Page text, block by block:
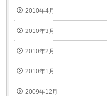
2010年4月
2010年3月
2010年2月
2010年1月
2009年12月